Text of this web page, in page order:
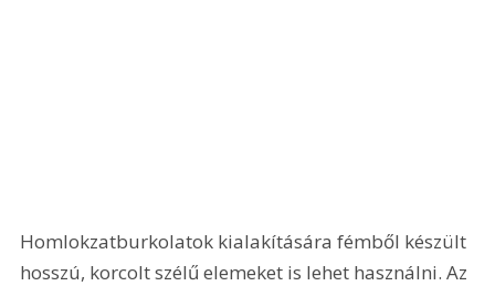
Homlokzatburkolatok kialakítására fémből készült
hosszú, korcolt szélű elemeket is lehet használni. Az